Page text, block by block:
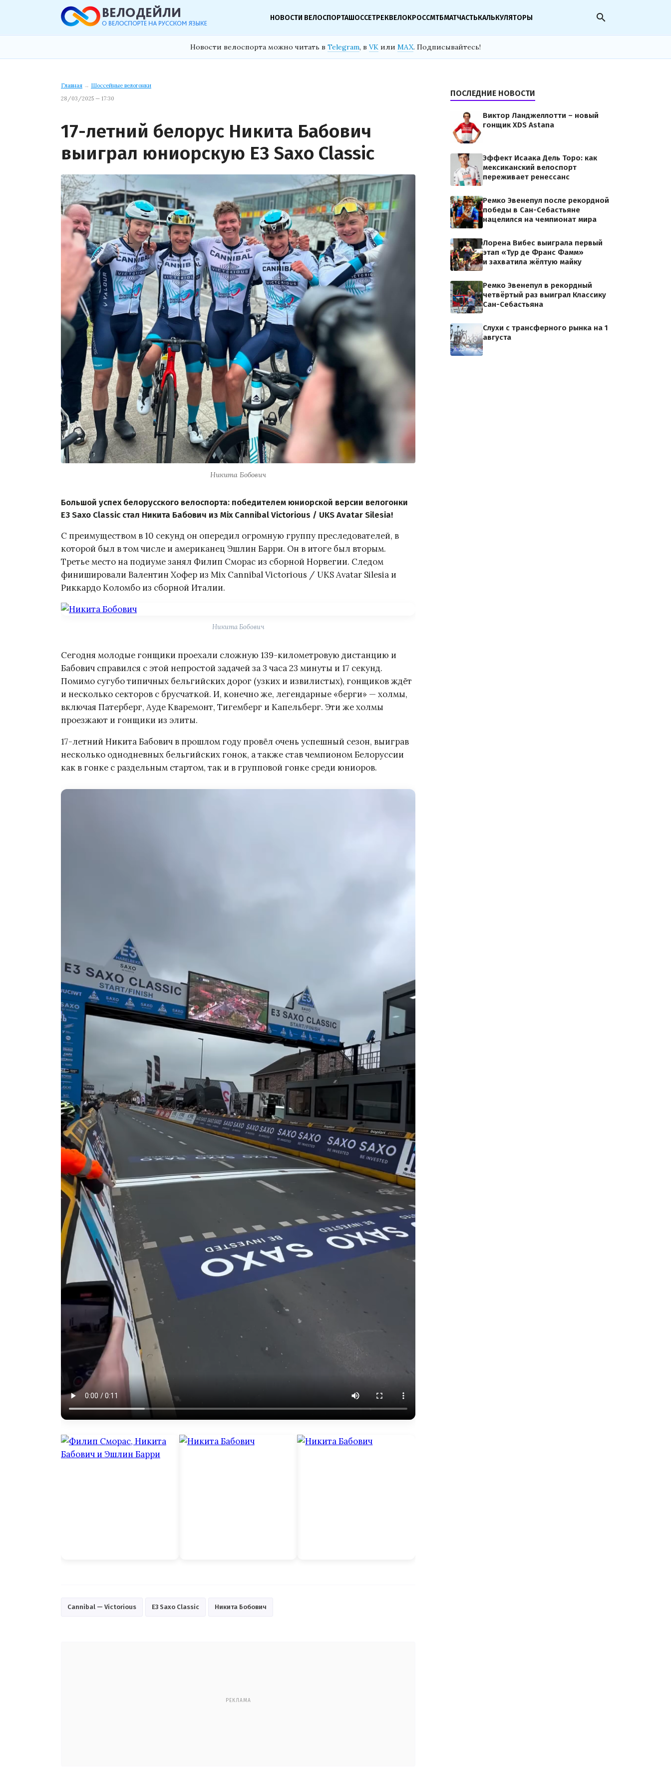
НОВОСТИ ВЕЛОСПОРТАШОССЕТРЕКВЕЛОКРОССМТБМАТЧАСТЬКАЛЬКУЛЯТОРЫ search
Новости велоспорта можно читать в Telegram, в VK или MAX. Подписывайтесь!
Главная → Шоссейные велогонки
28/03/2025 — 17:30
17-летний белорус Никита Бабович
выиграл юниорскую E3 Saxo Classic
Никита Бобович
Большой успех белорусского велоспорта: победителем юниорской версии велогонки
E3 Saxo Classic стал Никита Бабович из Mix Cannibal Victorious / UKS Avatar Silesia!
С преимуществом в 10 секунд он опередил огромную группу преследователей, в
которой был в том числе и американец Эшлин Барри. Он в итоге был вторым.
Третье место на подиуме занял Филип Сморас из сборной Норвегии. Следом
финишировали Валентин Хофер из Mix Cannibal Victorious / UKS Avatar Silesia и
Риккардо Коломбо из сборной Италии.
Никита Бобович
Сегодня молодые гонщики проехали сложную 139-километровую дистанцию и
Бабович справился с этой непростой задачей за 3 часа 23 минуты и 17 секунд.
Помимо сугубо типичных бельгийских дорог (узких и извилистых), гонщиков ждёт
и несколько секторов с брусчаткой. И, конечно же, легендарные «берги» — холмы,
включая Патерберг, Ауде Кваремонт, Тигемберг и Капельберг. Эти же холмы
проезжают и гонщики из элиты.
17-летний Никита Бабович в прошлом году провёл очень успешный сезон, выиграв
несколько однодневных бельгийских гонок, а также став чемпионом Белоруссии
как в гонке с раздельным стартом, так и в групповой гонке среди юниоров.
Cannibal — Victorious E3 Saxo Classic Никита Бобович
РЕКЛАМА
ПОСЛЕДНИЕ НОВОСТИ
Виктор Ланджеллотти – новый
гонщик XDS Astana
Эффект Исаака Дель Торо: как
мексиканский велоспорт
переживает ренессанс
Ремко Эвенепул после рекордной
победы в Сан-Себастьяне
нацелился на чемпионат мира
Лорена Вибес выиграла первый
этап «Тур де Франс Фамм»
и захватила жёлтую майку
Ремко Эвенепул в рекордный
четвёртый раз выиграл Классику
Сан-Себастьяна
Слухи с трансферного рынка на 1
августа